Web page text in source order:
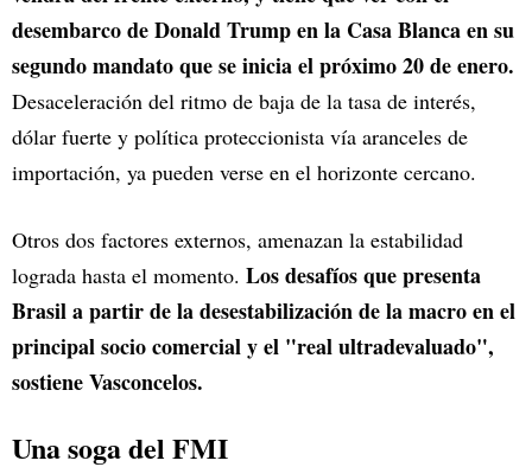
desembarco de Donald Trump en la Casa Blanca en su
segundo mandato que se inicia el próximo 20 de enero.
Desaceleración del ritmo de baja de la tasa de interés,
dólar fuerte y política proteccionista vía aranceles de
importación, ya pueden verse en el horizonte cercano.
Otros dos factores externos, amenazan la estabilidad
lograda hasta el momento. Los desafíos que presenta
Brasil a partir de la desestabilización de la macro en el
principal socio comercial y el "real ultradevaluado",
sostiene Vasconcelos.
Una soga del FMI